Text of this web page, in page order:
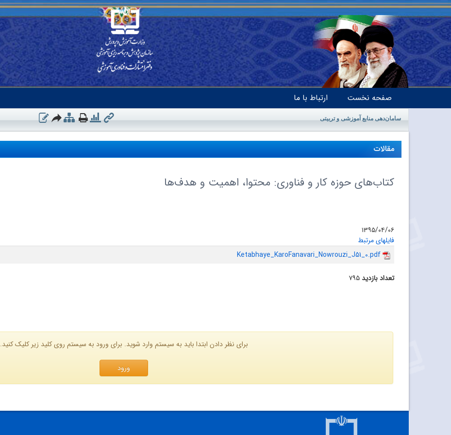
صفحه نخست ارتباط با ما
سامان‌دهی منابع آموزشی و تربیتی
مقالات
کتاب‌های حوزه کار و فناوری: محتوا، اهمیت و هدف‌ها
۱۳۹۵/۰۴/۰۶
فایلهای مرتبط
Ketabhaye_KaroFanavari_Nowrouzi_J51_0.pdf
تعداد بازدید۷۹۵
برای نظر دادن ابتدا باید به سیستم وارد شوید. برای ورود به سیستم روی کلید زیر کلیک کنید.
ورود